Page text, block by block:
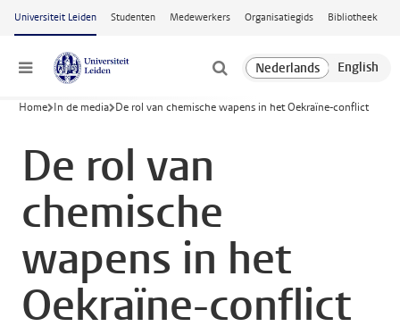
Ga naar hoofdinhoud
Universiteit Leiden Studenten Medewerkers Organisatiegids Bibliotheek
Menu
Home In de media De rol van chemische wapens in het Oekraïne-conflict
De rol van
chemische
wapens in het
Oekraïne-conflict